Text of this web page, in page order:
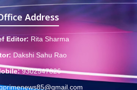
Address
Editor: Rita Sharma
Dakshi Sahu Rao
9302547826